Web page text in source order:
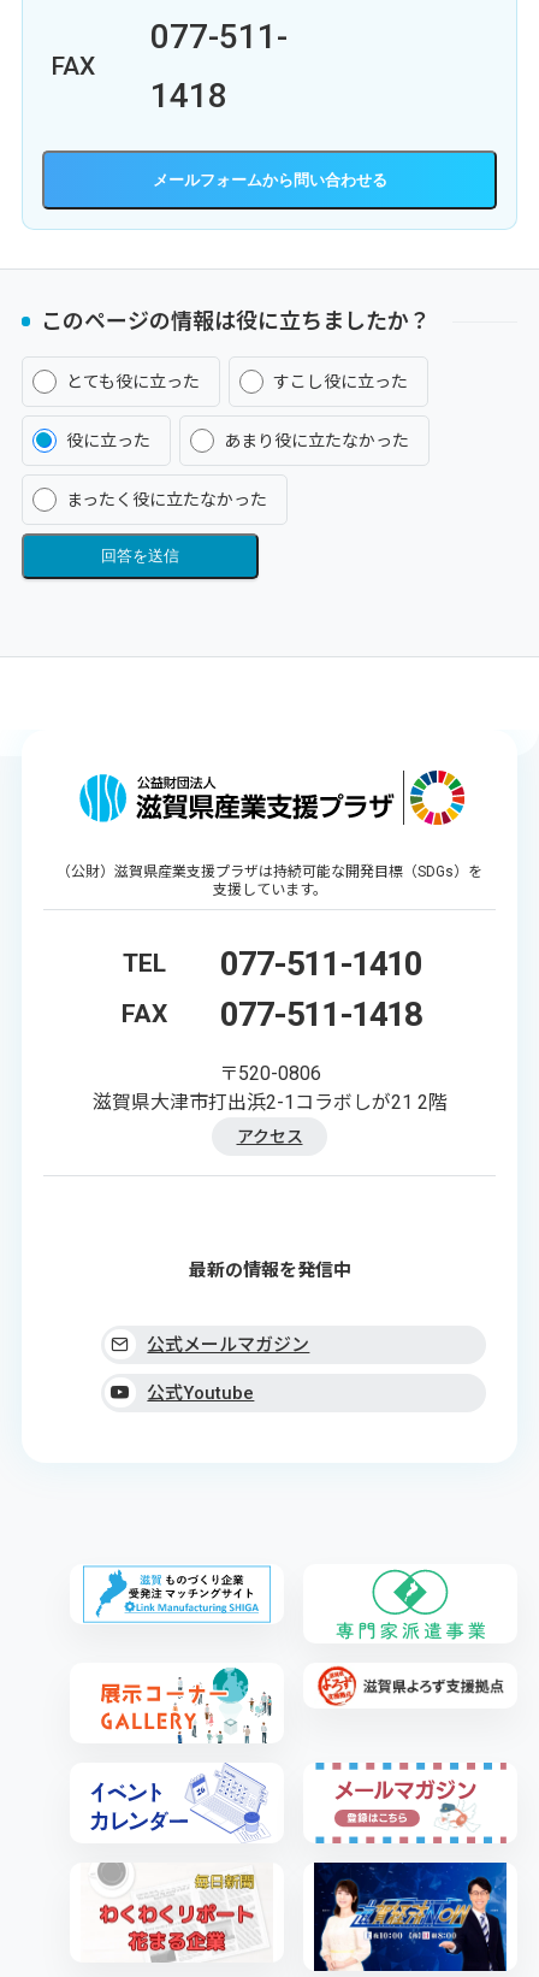
FAX
077-511-
1418
メールフォーム
このページの情報は役に立ちましたか？
とても役に立った すこし役に立った
役に立った あまり役に立たなかった
まったく役に立たなかった
回答を送信
（公財）滋賀県産業支援プラザは持続可能な開発目標（SDGs）を
支援しています。
TEL 077-511-1410
FAX 077-511-1418
〒520-0806
滋賀県大津市打出浜2-1コラボしが21 2階
アクセス
最新の情報を発信中
公式メールマガジン
公式Youtube